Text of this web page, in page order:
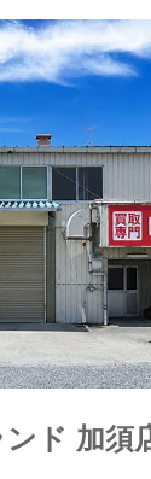
ンド 加須